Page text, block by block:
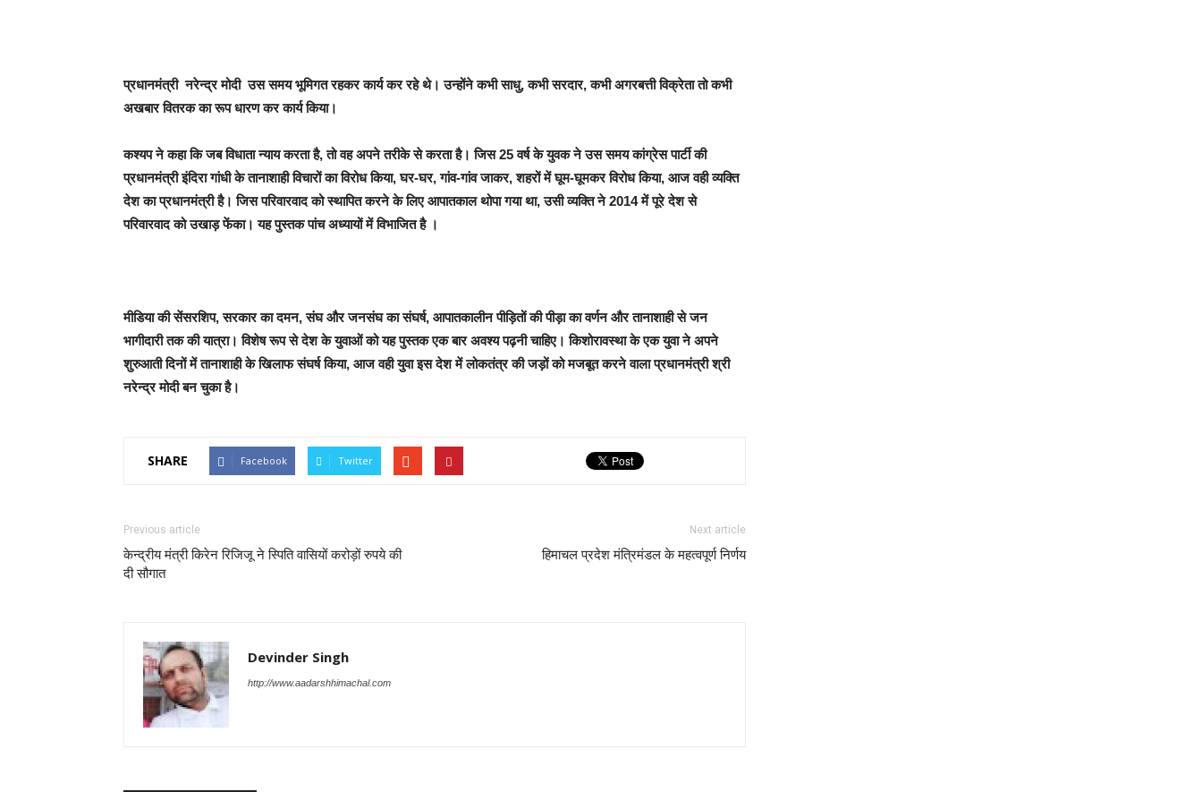
प्रधानमंत्री नरेन्द्र मोदी उस समय भूमिगत रहकर कार्य कर रहे थे। उन्होंने कभी साधु, कभी सरदार, कभी अगरबत्ती विक्रेता तो कभी
अखबार वितरक का रूप धारण कर कार्य किया।
कश्यप ने कहा कि जब विधाता न्याय करता है, तो वह अपने तरीके से करता है। जिस 25 वर्ष के युवक ने उस समय कांग्रेस पार्टी की
प्रधानमंत्री इंदिरा गांधी के तानाशाही विचारों का विरोध किया, घर-घर, गांव-गांव जाकर, शहरों में घूम-घूमकर विरोध किया, आज वही व्यक्ति
देश का प्रधानमंत्री है। जिस परिवारवाद को स्थापित करने के लिए आपातकाल थोपा गया था, उसी व्यक्ति ने 2014 में पूरे देश से
परिवारवाद को उखाड़ फेंका। यह पुस्तक पांच अध्यायों में विभाजित है ।
मीडिया की सेंसरशिप, सरकार का दमन, संघ और जनसंघ का संघर्ष, आपातकालीन पीड़ितों की पीड़ा का वर्णन और तानाशाही से जन
भागीदारी तक की यात्रा। विशेष रूप से देश के युवाओं को यह पुस्तक एक बार अवश्य पढ़नी चाहिए। किशोरावस्था के एक युवा ने अपने
शुरुआती दिनों में तानाशाही के खिलाफ संघर्ष किया, आज वही युवा इस देश में लोकतंत्र की जड़ों को मजबूत करने वाला प्रधानमंत्री श्री
नरेन्द्र मोदी बन चुका है।
SHARE Facebook Twitter
Previous article
केन्द्रीय मंत्री किरेन रिजिजू ने स्पिति वासियों करोड़ों रुपये की
दी सौगात
Next article
हिमाचल प्रदेश मंत्रिमंडल के महत्वपूर्ण निर्णय
Devinder Singh
http://www.aadarshhimachal.com